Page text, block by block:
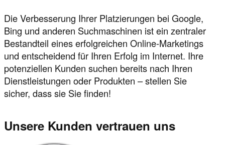
Die Verbesserung Ihrer Platzierungen bei Google,
Bing und anderen Suchmaschinen ist ein zentraler
Bestandteil eines erfolgreichen Online-Marketings
und entscheidend für Ihren Erfolg im Internet. Ihre
potenziellen Kunden suchen bereits nach Ihren
Dienstleistungen oder Produkten – stellen Sie
sicher, dass sie Sie finden!
Unsere Kunden vertrauen uns